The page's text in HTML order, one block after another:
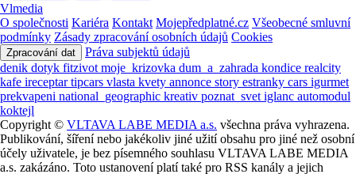
Vlmedia
O společnosti Kariéra Kontakt Mojepředplatné.cz Všeobecné smluvní
podmínky Zásady zpracování osobních údajů Cookies
Zpracování dat
Práva subjektů údajů
denik dotyk fitzivot moje_krizovka dum_a_zahrada kondice realcity
kafe ireceptartipcars vlasta kvety annonce story estranky cars igurmet
prekvapeni national_geographic kreativ poznat_svet iglanc automodul
koktejl
Copyright © VLTAVA LABE MEDIA a.s. všechna práva vyhrazena.
Publikování, šíření nebo jakékoliv jiné užití obsahu pro jiné než osobní
účely uživatele, je bez písemného souhlasu VLTAVA LABE MEDIA
a.s. zakázáno. Toto ustanovení platí také pro RSS kanály a jejich